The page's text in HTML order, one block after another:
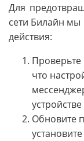
Для
сети Билайн
действия:
Проверьте
что
Обновите